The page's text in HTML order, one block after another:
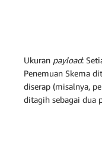
Ukuran payload:
Penemuan Skema
diserap (misalnya,
ditagih sebagai dua